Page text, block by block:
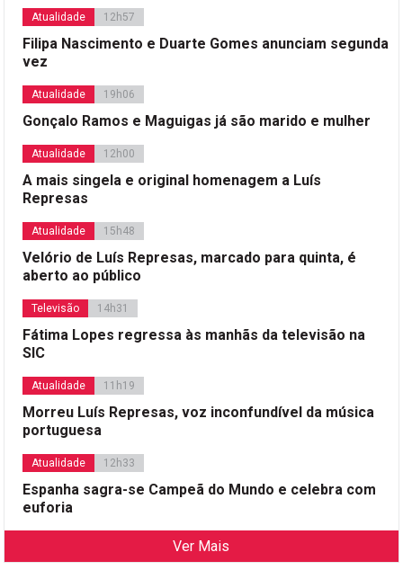
Atualidade 12h57
Filipa Nascimento e Duarte Gomes anunciam segunda
vez
Atualidade 19h06
Gonçalo Ramos e Maguigas já são marido e mulher
Atualidade 12h00
A mais singela e original homenagem a Luís
Represas
Atualidade 15h48
Velório de Luís Represas, marcado para quinta, é
aberto ao público
Televisão 14h31
Fátima Lopes regressa às manhãs da televisão na
SIC
Atualidade 11h19
Morreu Luís Represas, voz inconfundível da música
portuguesa
Atualidade 12h33
Espanha sagra-se Campeã do Mundo e celebra com
euforia
Ver Mais